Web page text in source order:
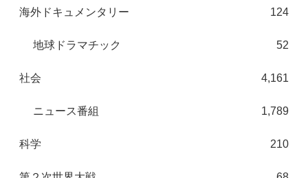
海外ドキュメンタリー 124
地球ドラマチック 52
社会 4,161
ニュース番組 1,789
科学 210